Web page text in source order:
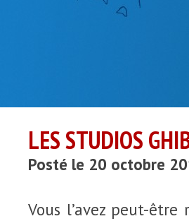
LES STUDIOS
Posté le 20 octobre
Vous l’avez peut-